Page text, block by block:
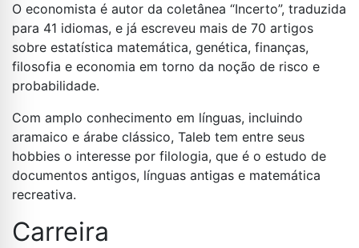
O economista é autor da coletânea “Incerto”, traduzida
para 41 idiomas, e já escreveu mais de 70 artigos
sobre estatística matemática, genética, finanças,
filosofia e economia em torno da noção de risco e
probabilidade.
Com amplo conhecimento em línguas, incluindo
aramaico e árabe clássico, Taleb tem entre seus
hobbies o interesse por filologia, que é o estudo de
documentos antigos, línguas antigas e matemática
recreativa.
Carreira